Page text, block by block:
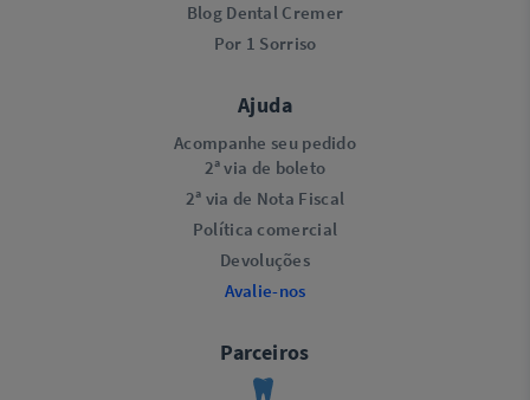
Blog Dental Cremer
Por 1 Sorriso
Ajuda
Acompanhe seu pedido
2ª via de boleto
2ª via de Nota Fiscal
Política comercial
Devoluções
Avalie-nos
Parceiros